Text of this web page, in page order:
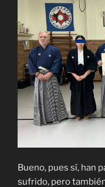
Bueno, pues sí, han
sufrido, pero